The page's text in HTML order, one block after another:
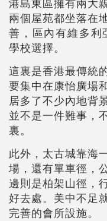
港島東區擁有兩大
兩個屋苑都坐落在
善，區內有維多利
學校選擇。
這裏是香港最傳統
要集中在康怡廣場
居多了不少內地背
並不是一件難事，
裏。
此外，太古城靠海
場，還有單車徑，
邊則是柏架山徑，
好去處。美中不足
完善的會所設施。